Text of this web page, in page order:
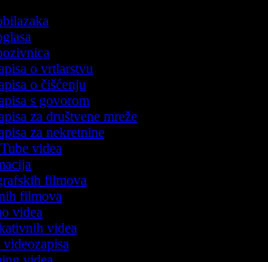
o vrtlarstvu
o čišćenju
s govorom
za društvene mreže
za nekretnine
videa
filmova
filmova
videa
videa
videozapisa